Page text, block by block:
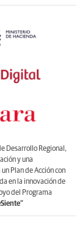
Desarrollo Regional,
y una
Plan de Acción con
en la innovación de
del Programa